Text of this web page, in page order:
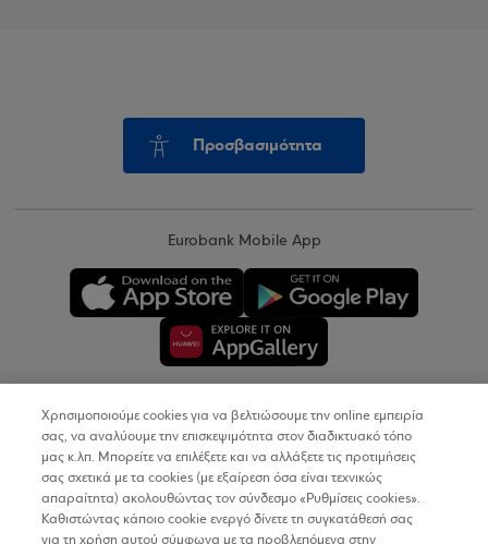
Προσβασιμότητα
Eurobank Mobile App
Copyright © 2026
Όροι Χρήσης
Προσωπικά Δεδομένα στον Διαδικτυακό Τόπο
Χρησιμοποιούμε cookies για να βελτιώσουμε την online εμπειρία
σας, να αναλύουμε την επισκεψιμότητα στον διαδικτυακό τόπο
μας κ.λπ. Μπορείτε να επιλέξετε και να αλλάξετε τις προτιμήσεις
σας σχετικά με τα cookies (με εξαίρεση όσα είναι τεχνικώς
απαραίτητα) ακολουθώντας τον σύνδεσμο «Ρυθμίσεις cookies».
Καθιστώντας κάποιο cookie ενεργό δίνετε τη συγκατάθεσή σας
για τη χρήση αυτού σύμφωνα με τα προβλεπόμενα στην